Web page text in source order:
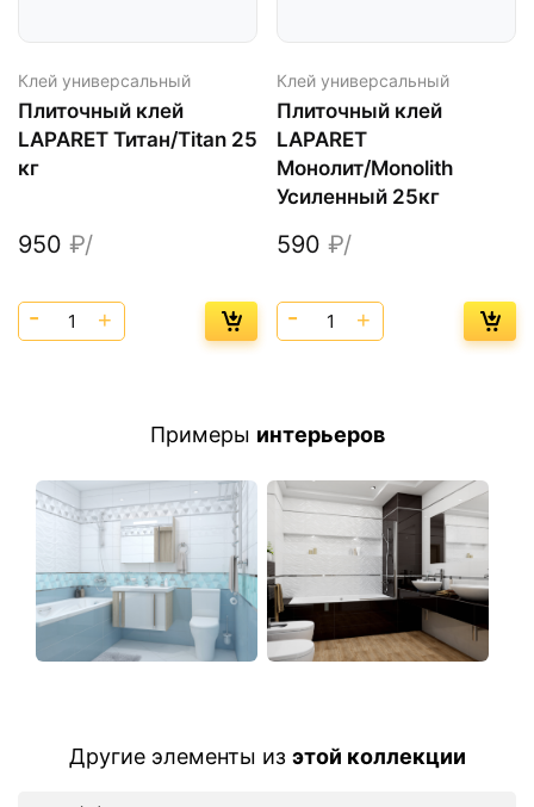
Примеры интерьеров
Клей универсальный
Плиточный клей
LAPARET Титан/Titan 25
кг
950 ₽/
Клей универсальный
Плиточный клей
LAPARET
Монолит/Monolith
Усиленный 25кг
590 ₽/
Другие элементы из этой коллекции